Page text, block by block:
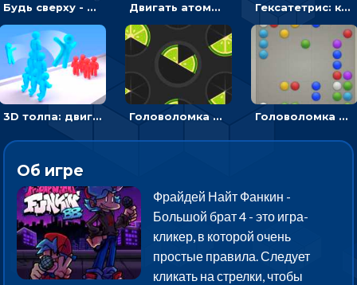
Будь сверху - борись с другом и выигрывай Двигать атомы, чтобы соединить – головоломка Гексатетрис: кидать блок, чтобы складывать три в ряд - головоломка
3D толпа: двигаться и собирать цветных человечков Головоломка Ломтики: уложи фрагменты и получи круг Головоломка Линии: собери шарики в ряд из 5
Об игре
Фрайдей Найт Фанкин -
Большой брат 4 - это игра-
кликер, в которой очень
простые правила. Следует
кликать на стрелки, чтобы